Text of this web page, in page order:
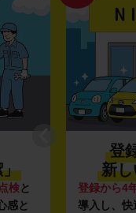
」
検と
感と
登
新
登録から4
導入し、快